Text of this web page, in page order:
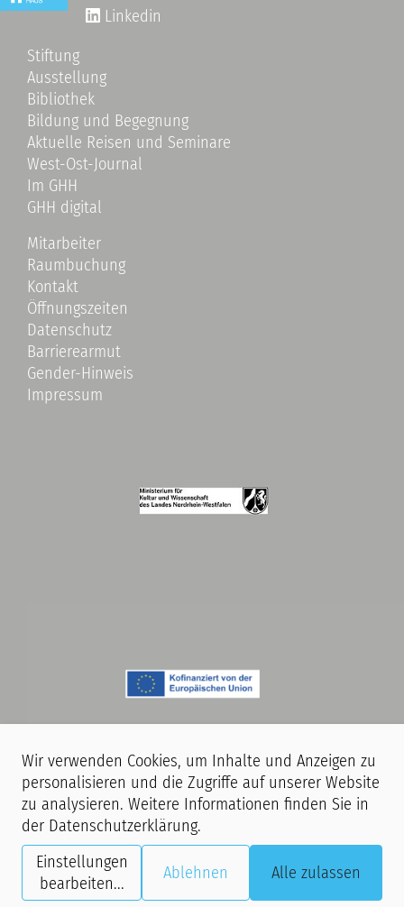
Linkedin
Stiftung
Ausstellung
Bibliothek
Bildung und Begegnung
Aktuelle Reisen und Seminare
West-Ost-Journal
Im GHH
GHH digital
Mitarbeiter
Raumbuchung
Kontakt
Öffnungszeiten
Datenschutz
Barrierearmut
Gender-Hinweis
Impressum
Hinweis: Während unserer Veranstaltungen finden Film- und
Fotoaufnahmen statt. Mit dem Betreten unserer Räumlichkeiten erklären
Sie sich damit einverstanden, dass Sie ggf. auf Aufnahmen zu sehen sind,
die im Rahmen der Presse- und Öffentlichkeitsarbeit der Stiftung GHH
digital und analog verwendet werden.
Wir verwenden Cookies, um Inhalte und Anzeigen zu
personalisieren und die Zugriffe auf unserer Website
zu analysieren. Weitere Informationen finden Sie in
der Datenschutzerklärung.
Einstellungen
bearbeiten...
Ablehnen Alle zulassen